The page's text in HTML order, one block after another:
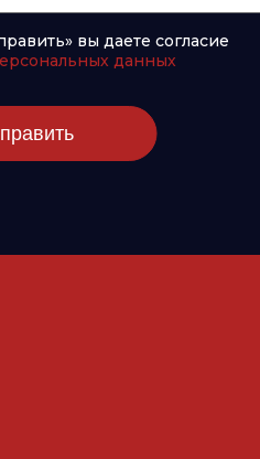
вы даете согласие
данных